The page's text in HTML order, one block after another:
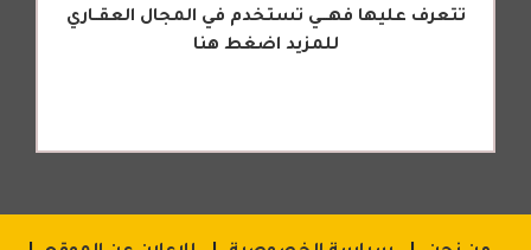
تتعرف عليها فهـــي تستخدم في المجال العقــاري
للمزيد اضغط هنا